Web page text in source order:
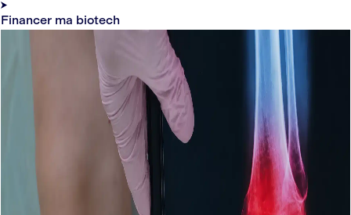
Financer ma biotech